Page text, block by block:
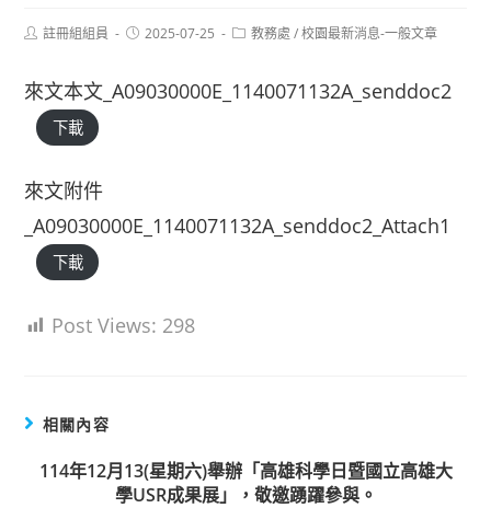
Post註冊組組員
Post2025-07-25
Post教務處 / 校園最新消息-一般文章
來文本文_A09030000E_1140071132A_senddoc2
下載
來文附件
_A09030000E_1140071132A_senddoc2_Attach1
下載
Post Views: 298
相關內容
114年12月13(星期六)舉辦「高雄科學日暨國立高雄大
學USR成果展」，敬邀踴躍參與。